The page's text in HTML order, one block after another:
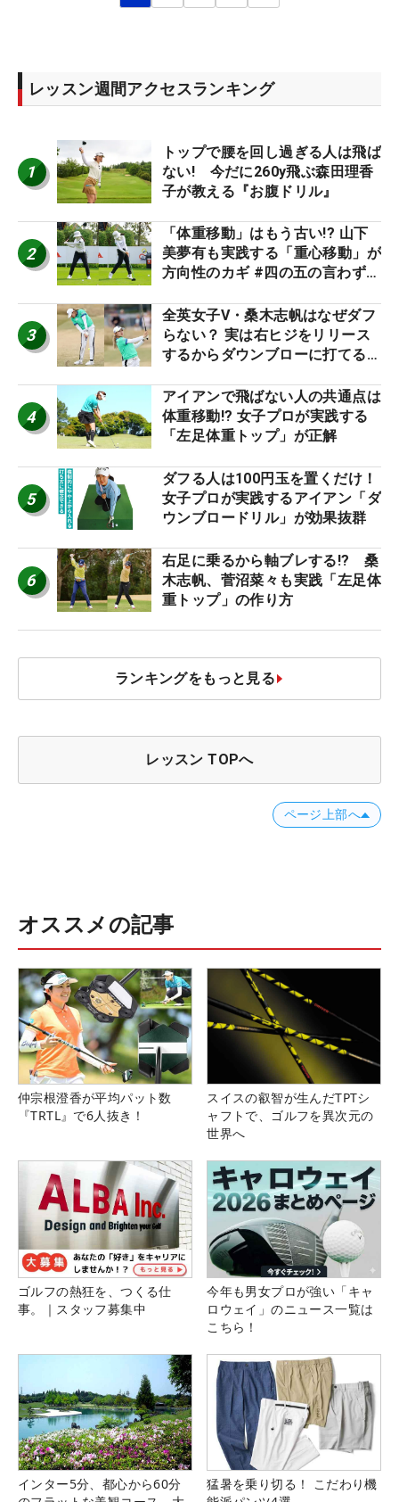
レッスン週間アクセスランキング
1
トップで腰を回し過ぎる人は飛ば
ない! 今だに260y飛ぶ森田理香
子が教える『お腹ドリル』
2
「体重移動」はもう古い!? 山下
美夢有も実践する「重心移動」が
方向性のカギ #四の五の言わず振
3
全英女子V・桑木志帆はなぜダフ
らない？ 実は右ヒジをリリース
するからダウンブローに打てる #
4
アイアンで飛ばない人の共通点は
体重移動!? 女子プロが実践する
「左足体重トップ」が正解
5
ダフる人は100円玉を置くだけ！
女子プロが実践するアイアン「ダ
ウンブロードリル」が効果抜群
6
右足に乗るから軸ブレする!? 桑
木志帆、菅沼菜々も実践「左足体
重トップ」の作り方
ランキングをもっと見る
レッスン TOPへ
ページ上部へ
オススメの記事
仲宗根澄香が平均パット数
『TRTL』で6人抜き！
スイスの叡智が生んだTPTシ
ャフトで、ゴルフを異次元の
世界へ
ゴルフの熱狂を、つくる仕
事。｜スタッフ募集中
今年も男女プロが強い「キャ
ロウェイ」のニュース一覧は
こちら！
インター5分、都心から60分
猛暑を乗り切る！ こだわり機